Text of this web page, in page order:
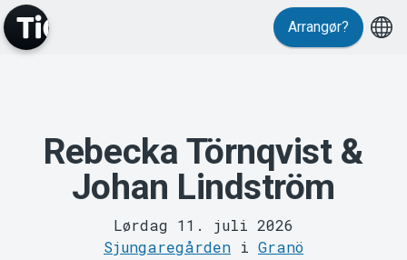
MyTickster
Arrangør?
Rebecka Törnqvist &
Johan Lindström
Lørdag 11. juli 2026
Sjungaregården i Granö